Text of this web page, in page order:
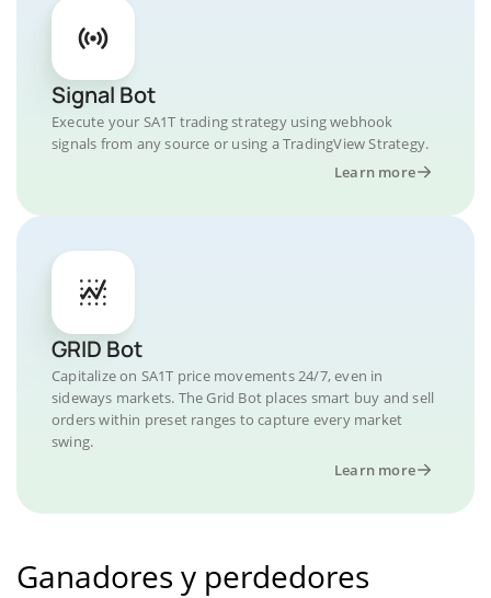
Signal Bot
Execute your SA1T trading strategy using webhook
signals from any source or using a TradingView Strategy.
Learn more
GRID Bot
Capitalize on SA1T price movements 24/7, even in
sideways markets. The Grid Bot places smart buy and sell
orders within preset ranges to capture every market
swing.
Learn more
Ganadores y perdedores